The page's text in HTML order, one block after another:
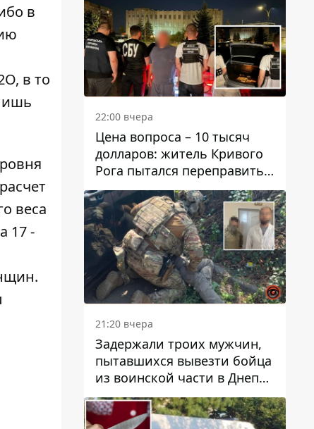
в
в то
веса
17 -
22:00 вчера
Цена вопроса – 10 тысяч
долларов: житель Кривого
Рога пытался переправить
мужчину в Словакию
21:20 вчера
Задержали троих мужчин,
пытавшихся вывезти бойца
из воинской части в Днепр
за 7 тысяч долларов: среди
них был врач